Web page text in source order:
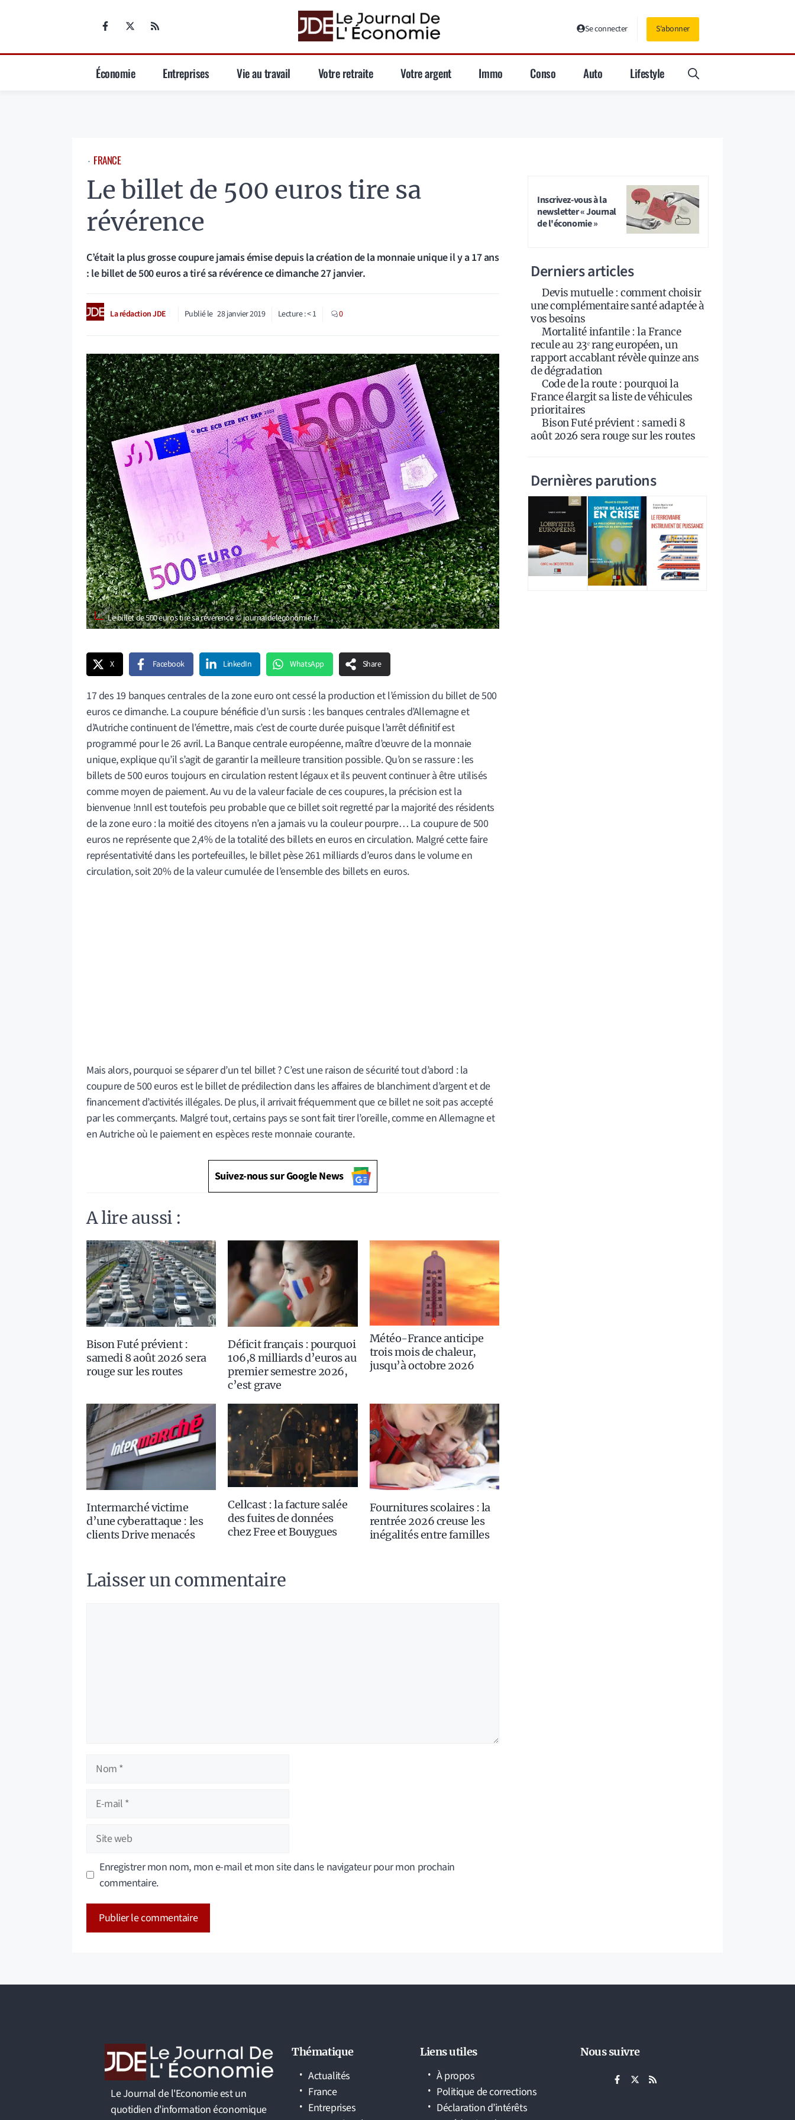
Se connecter S'abonner
Économie Entreprises Vie au travail Votre retraite Votre argent Immo Conso Auto Lifestyle
⋅ FRANCE
Le billet de 500 euros tire sa
révérence
C’était la plus grosse coupure jamais émise depuis la création de la monnaie unique il y a 17 ans
: le billet de 500 euros a tiré sa révérence ce dimanche 27 janvier.
La rédaction JDE Publié le 28 janvier 2019 Lecture :< 1 0
Le billet de 500 euros tire sa révérence © journaldeleconomie.fr
X Facebook LinkedIn WhatsApp Share
17 des 19 banques centrales de la zone euro ont cessé la production et l’émission du billet de 500
euros ce dimanche. La coupure bénéficie d’un sursis : les banques centrales d’Allemagne et
d’Autriche continuent de l’émettre, mais c’est de courte durée puisque l’arrêt définitif est
programmé pour le 26 avril. La Banque centrale européenne, maître d’œuvre de la monnaie
unique, explique qu’il s’agit de garantir la meilleure transition possible. Qu’on se rassure : les
billets de 500 euros toujours en circulation restent légaux et ils peuvent continuer à être utilisés
comme moyen de paiement. Au vu de la valeur faciale de ces coupures, la précision est la
bienvenue !nnIl est toutefois peu probable que ce billet soit regretté par la majorité des résidents
de la zone euro : la moitié des citoyens n’en a jamais vu la couleur pourpre… La coupure de 500
euros ne représente que 2,4% de la totalité des billets en euros en circulation. Malgré cette faire
représentativité dans les portefeuilles, le billet pèse 261 milliards d’euros dans le volume en
circulation, soit 20% de la valeur cumulée de l’ensemble des billets en euros.
Mais alors, pourquoi se séparer d’un tel billet ? C’est une raison de sécurité tout d’abord : la
coupure de 500 euros est le billet de prédilection dans les affaires de blanchiment d’argent et de
financement d’activités illégales. De plus, il arrivait fréquemment que ce billet ne soit pas accepté
par les commerçants. Malgré tout, certains pays se sont fait tirer l’oreille, comme en Allemagne et
en Autriche où le paiement en espèces reste monnaie courante.
Suivez-nous sur Google News
A lire aussi :
Bison Futé prévient :
samedi 8 août 2026 sera
rouge sur les routes
Déficit français : pourquoi
106,8 milliards d’euros au
premier semestre 2026,
c’est grave
Météo-France anticipe
trois mois de chaleur,
jusqu’à octobre 2026
Intermarché victime
d’une cyberattaque : les
clients Drive menacés
Cellcast : la facture salée
des fuites de données
chez Free et Bouygues
Fournitures scolaires : la
rentrée 2026 creuse les
inégalités entre familles
Laisser un commentaire
Nom
Site
web
Enregistrer mon nom, mon e-mail et mon site dans le navigateur pour mon prochain
commentaire.
Inscrivez-vous à la
newsletter « Journal
de l'économie »
Derniers articles
Devis mutuelle : comment choisir
une complémentaire santé adaptée à
vos besoins
Mortalité infantile : la France
recule au 23ᵉ rang européen, un
rapport accablant révèle quinze ans
de dégradation
Code de la route : pourquoi la
France élargit sa liste de véhicules
prioritaires
Bison Futé prévient : samedi 8
août 2026 sera rouge sur les routes
Dernières parutions
Le Journal de l'Economie est un
quotidien d'information économique
Thématique
Actualités
France
Entreprises
Liens utiles
À propos
Politique de corrections
Déclaration d’intérêts
Nous suivre